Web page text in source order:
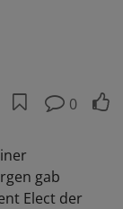
0
gab
Elect der